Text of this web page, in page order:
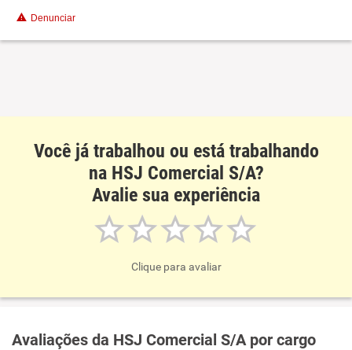
Benefícios
Denunciar
Você já trabalhou ou está trabalhando
na HSJ Comercial S/A?
Avalie sua experiência
Clique para avaliar
Avaliações da HSJ Comercial S/A por cargo